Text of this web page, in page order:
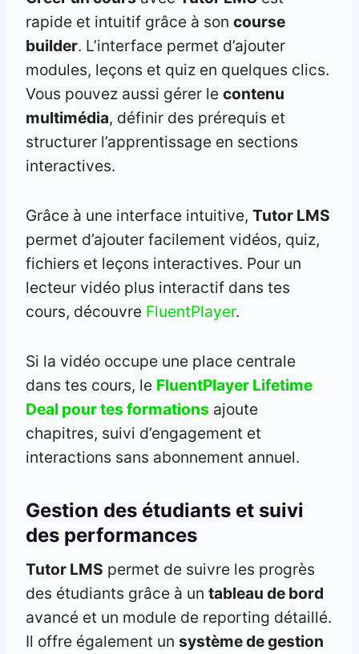
rapide et intuitif grâce à son course
builder. L’interface permet d’ajouter
modules, leçons et quiz en quelques clics.
Vous pouvez aussi gérer le contenu
multimédia, définir des prérequis et
structurer l’apprentissage en sections
interactives.
Grâce à une interface intuitive, Tutor LMS
permet d’ajouter facilement vidéos, quiz,
fichiers et leçons interactives. Pour un
lecteur vidéo plus interactif dans tes
cours, découvre FluentPlayer.
Si la vidéo occupe une place centrale
dans tes cours, le FluentPlayer Lifetime
Deal pour tes formations ajoute
chapitres, suivi d’engagement et
interactions sans abonnement annuel.
Gestion des étudiants et suivi
des performances
Tutor LMS permet de suivre les progrès
des étudiants grâce à un tableau de bord
avancé et un module de reporting détaillé.
Il offre également un système de gestion